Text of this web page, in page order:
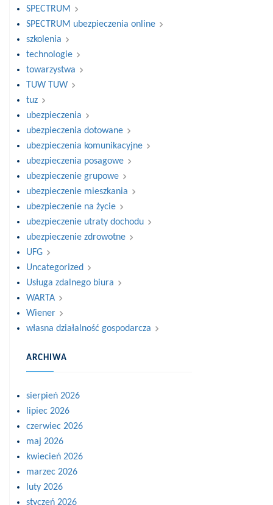
SPECTRUM
SPECTRUM ubezpieczenia online
szkolenia
technologie
towarzystwa
TUW TUW
tuz
ubezpieczenia
ubezpieczenia dotowane
ubezpieczenia komunikacyjne
ubezpieczenia posagowe
ubezpieczenie grupowe
ubezpieczenie mieszkania
ubezpieczenie na życie
ubezpieczenie utraty dochodu
ubezpieczenie zdrowotne
UFG
Uncategorized
Usługa zdalnego biura
WARTA
Wiener
własna działalność gospodarcza
ARCHIWA
sierpień 2026
lipiec 2026
czerwiec 2026
maj 2026
kwiecień 2026
marzec 2026
luty 2026
styczeń 2026